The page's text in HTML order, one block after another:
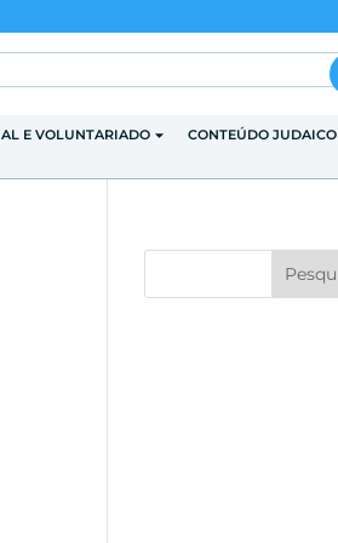
E VOLUNTARIADO
CONTEÚDO JUDAICO